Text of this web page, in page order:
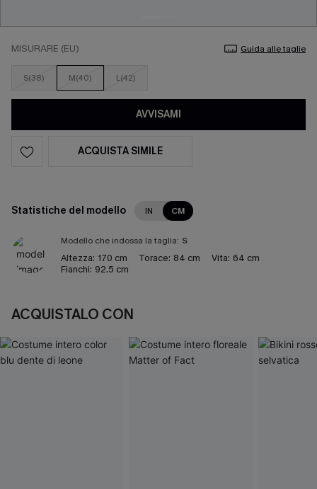
MISURARE (EU) Guida alle taglie
S(38) M(40) L(42)
AVVISAMI
ACQUISTA SIMILE
Statistiche del modello IN CM
Modello che indossa la taglia: S
Altezza: 170 cm Torace: 84 cm Vita: 64 cm
Fianchi: 92.5 cm
ACQUISTALO CON